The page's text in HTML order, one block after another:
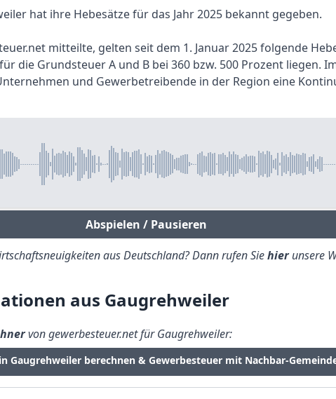
hat ihre Hebesätze für das Jahr 2025 bekannt gegeben.
mitteilte, gelten seit dem 1. Januar 2025 folgende
die Grundsteuer A und B bei 360 bzw. 500 Prozent liegen.
und Gewerbetreibende in der Region eine
Abspielen / Pausieren
aus Deutschland? Dann rufen Siehierunsere
aus Gaugrehweiler
von gewerbesteuer.net für Gaugrehweiler:
Gaugrehweiler berechnen & Gewerbesteuer mit Nachbar-